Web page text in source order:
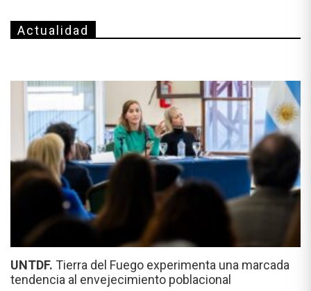
Actualidad
UNTDF. Tierra del Fuego experimenta una marcada
tendencia al envejecimiento poblacional